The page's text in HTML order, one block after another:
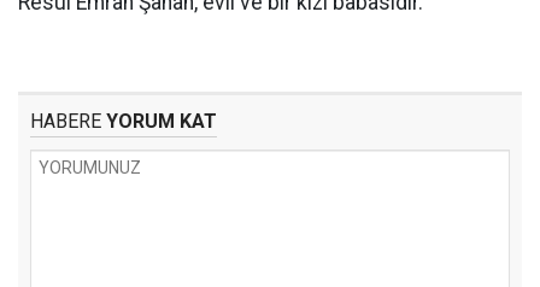
HABERE YORUM KAT